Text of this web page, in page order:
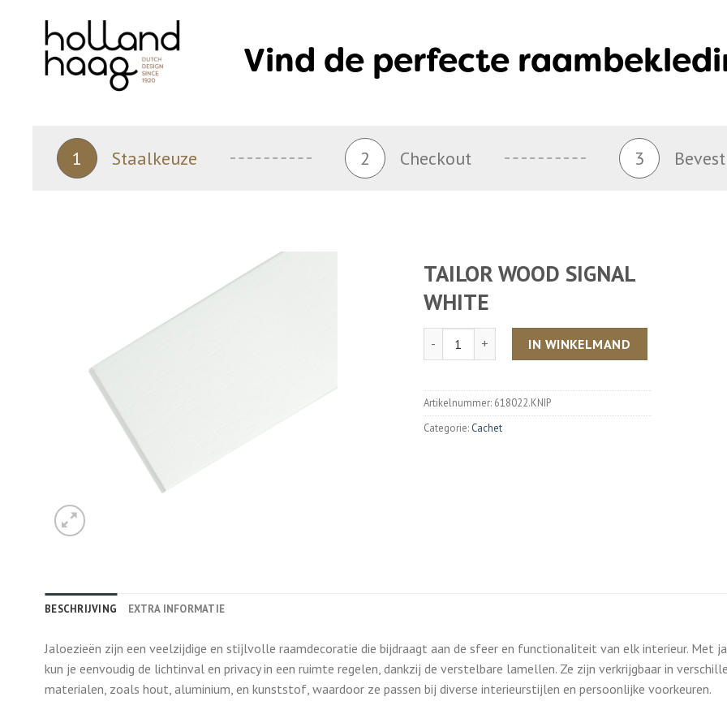
Vind de perfecte
1 Staalkeuze 2 Checkout 3
TAILOR WOOD SIGNAL
WHITE
IN WINKELMAND
Artikelnummer: 618022.KNIP
Categorie: Cachet
BESCHRIJVING EXTRA INFORMATIE
Jaloezieën zijn een veelzijdige en stijlvolle raamdecoratie die bijdraagt aan de sfeer en functionaliteit van elk interieur. Met
kun je eenvoudig de lichtinval en privacy in een ruimte regelen, dankzij de verstelbare lamellen. Ze zijn verkrijgbaar in
materialen, zoals hout, aluminium, en kunststof, waardoor ze passen bij diverse interieurstijlen en persoonlijke voorkeuren.